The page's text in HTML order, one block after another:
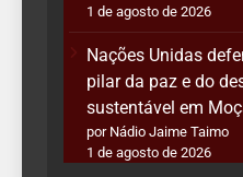
1 de agosto de 2026
Nações Unidas
pilar da paz e do
sustentável em
por Nádio Jaime Taimo
1 de agosto de 2026